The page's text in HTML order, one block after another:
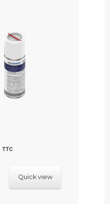
TTC
Quick view